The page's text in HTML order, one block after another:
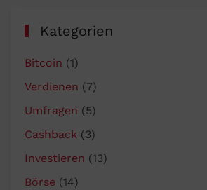
Kategorien
Bitcoin (1)
Verdienen (7)
Umfragen (5)
Cashback (3)
Investieren (13)
Börse (14)